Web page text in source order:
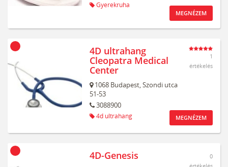
Gyerekruha
MEGNÉZEM
4D ultrahang
Cleopatra Medical
Center
1068 Budapest,Szondi utca
51-53
3088900
4d ultrahang
1
értékelés
MEGNÉZEM
4D-Genesis
0